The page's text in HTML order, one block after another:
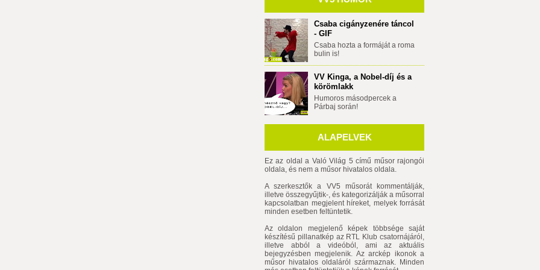
Csaba cigányzenére táncol
- GIF
Csaba hozta a formáját a roma
bulin is!
VV Kinga, a Nobel-díj és a
körömlakk
Humoros másodpercek a
Párbaj során!
ALAPELVEK
Ez az oldal a Való Világ 5 című műsor rajongói
oldala, és nem a műsor hivatalos oldala.
A szerkesztők a VV5 műsorát kommentálják,
illetve összegyűjtik-, és kategorizálják a műsorral
kapcsolatban megjelent híreket, melyek forrását
minden esetben feltüntetik.
Az oldalon megjelenő képek többsége saját
készítésű pillanatkép az RTL Klub csatornájáról,
illetve abból a videóból, ami az aktuális
bejegyzésben megjelenik. Az arckép ikonok a
műsor hivatalos oldaláról származnak. Minden